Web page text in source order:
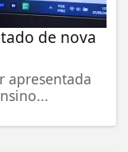
de nova
apresentada